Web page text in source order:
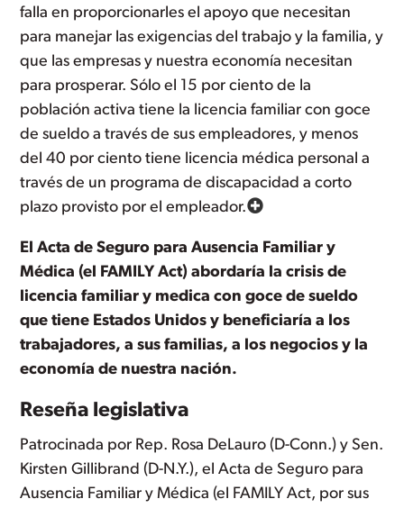
falla en proporcionarles el apoyo que necesitan
para manejar las exigencias del trabajo y la familia, y
que las empresas y nuestra economía necesitan
para prosperar. Sólo el 15 por ciento de la
población activa tiene la licencia familiar con goce
de sueldo a través de sus empleadores, y menos
del 40 por ciento tiene licencia médica personal a
través de un programa de discapacidad a corto
plazo provisto por el empleador.
El Acta de Seguro para Ausencia Familiar y
Médica (el FAMILY Act) abordaría la crisis de
licencia familiar y medica con goce de sueldo
que tiene Estados Unidos y beneficiaría a los
trabajadores, a sus familias, a los negocios y la
economía de nuestra nación.
Reseña legislativa
Patrocinada por Rep. Rosa DeLauro (D-Conn.) y Sen.
Kirsten Gillibrand (D-N.Y.), el Acta de Seguro para
Ausencia Familiar y Médica (el FAMILY Act, por sus